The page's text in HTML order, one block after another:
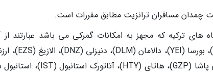
چمدان مسافران ترانزیت مطابق مقررات است.